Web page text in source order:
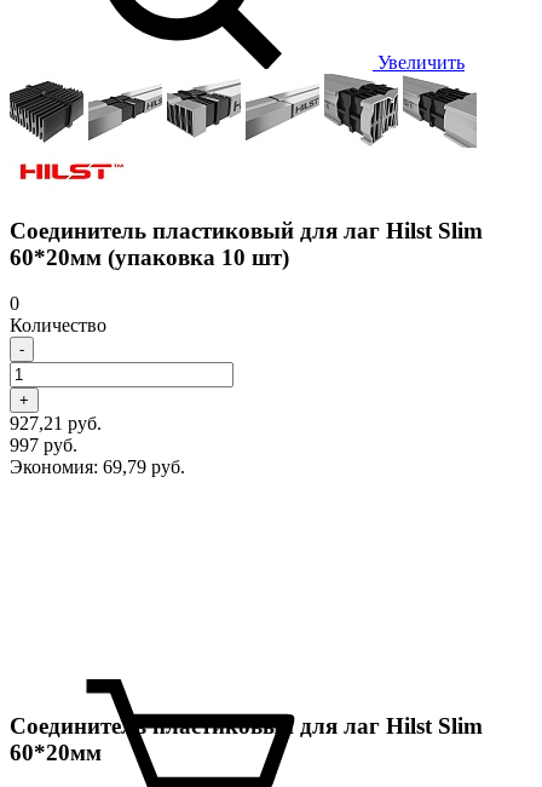
Увеличить
Соединитель пластиковый для лаг Hilst Slim
60*20мм (упаковка 10 шт)
0
Количество
-
+
927,21 руб.
997 руб.
Экономия: 69,79 руб.
Соединитель пластиковый для лаг Hilst Slim
60*20мм